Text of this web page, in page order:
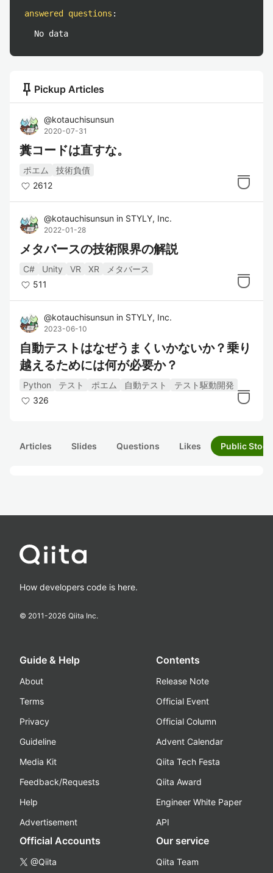
answered questions :
No data
push_pin Pickup Articles
@kotauchisunsun
2020-07-31
糞コードは直すな。
ポエム
技術負債
2612
@kotauchisunsun in STYLY, Inc.
2022-01-28
メタバースの技術限界の解説
C# Unity VR XR
メタバース
511
@kotauchisunsun in STYLY, Inc.
2023-06-10
自動テストはなぜうまくいかないか？乗り
越えるためには何が必要か？
Python テスト ポエム 自動テスト
テスト駆動開発
326
Articles Slides Questions Likes Public
How developers code is here.
© 2011-2026 Qiita Inc.
Guide & Help
About
Terms
Privacy
Guideline
Media Kit
Feedback/Requests
Help
Advertisement
Contents
Release Note
Official Event
Official Column
Advent Calendar
Qiita Tech Festa
Qiita Award
Engineer White Paper
API
Official Accounts
@Qiita
Our service
Qiita Team